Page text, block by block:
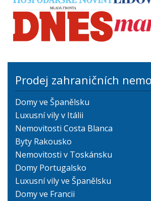
Prodej zahraničních
Domy ve Španělsku
Luxusní vily v Itálii
Nemovitosti Costa Blanca
Byty Rakousko
Nemovitosti v Toskánsku
Domy Portugalsko
Luxusní vily ve Španělsku
Domy ve Francii